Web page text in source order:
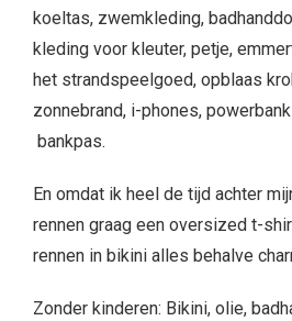
koeltas, zwemkleding,
kleding voor kleuter, petje,
het strandspeelgoed, opblaas
zonnebrand, i-phones,
bankpas.
En omdat ik heel de tijd achter
rennen graag een oversized t-
rennen in bikini alles behalve
Zonder kinderen: Bikini, olie,